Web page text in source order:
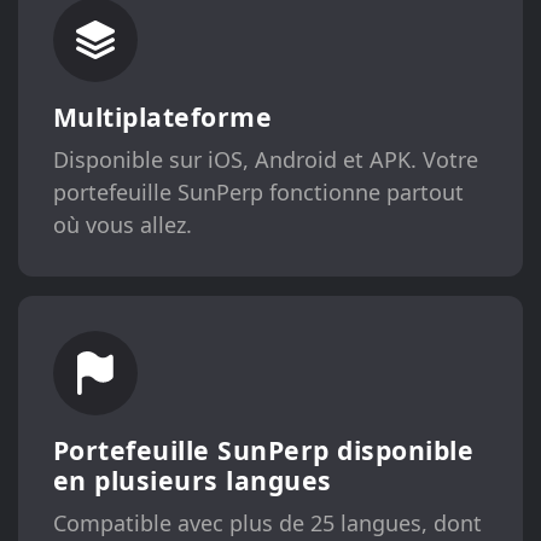
Multiplateforme
Disponible sur iOS, Android et APK. Votre
portefeuille SunPerp fonctionne partout
où vous allez.
Portefeuille SunPerp disponible
en plusieurs langues
Compatible avec plus de 25 langues, dont